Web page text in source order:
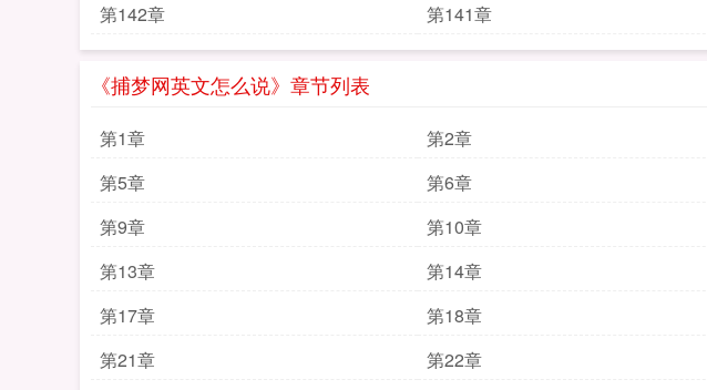
第142章
第141章
《捕梦网英文怎么说》章节列表
第1章 第2章
第5章
第6章
第9章
第10章
第13章
第14章
第17章
第18章
第21章
第22章